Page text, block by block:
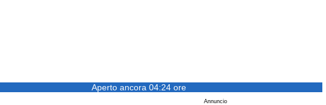
Aperto ancora 04:24 ore
Annuncio